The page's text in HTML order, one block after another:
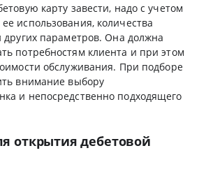
карту завести, надо с учетом
использования, количества
параметров. Она должна
потребностям клиента и при этом
обслуживания. При подборе
внимание выбору
и непосредственно подходящего
открытия дебетовой